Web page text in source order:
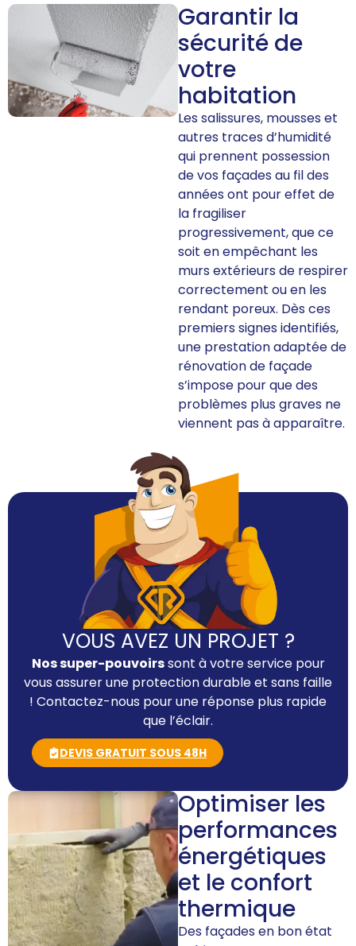
Garantir la
sécurité de
votre
habitation
Les salissures, mousses et
autres traces d’humidité
qui prennent possession
de vos façades au fil des
années ont pour effet de
la fragiliser
progressivement, que ce
soit en empêchant les
murs extérieurs de respirer
correctement ou en les
rendant poreux. Dès ces
premiers signes identifiés,
une prestation adaptée de
rénovation de façade
s’impose pour que des
problèmes plus graves ne
viennent pas à apparaître.
VOUS AVEZ UN PROJET ?
Nos super-pouvoirssont à votre service pour
vous assurer une protection durable et sans faille
! Contactez-nous pour une réponse plus rapide
que l’éclair.
DEVIS GRATUIT SOUS 48H
Optimiser les
performances
énergétiques
et le confort
thermique
Des façades en bon état